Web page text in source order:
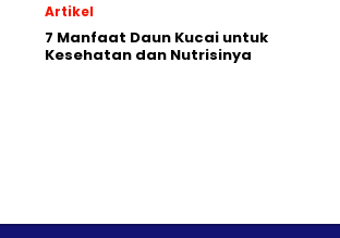
Artikel
7 Manfaat Daun Kucai untuk
Kesehatan dan Nutrisinya